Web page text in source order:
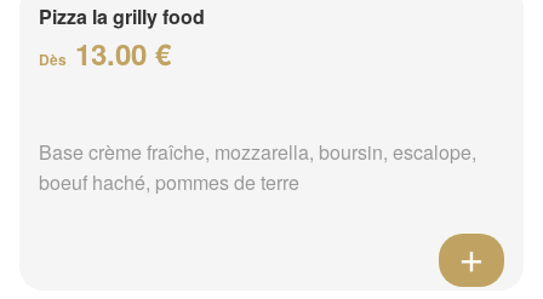
Pizza la grilly food
Dès 13.00 €
Base crème fraîche, mozzarella, boursin, escalope,
boeuf haché, pommes de terre